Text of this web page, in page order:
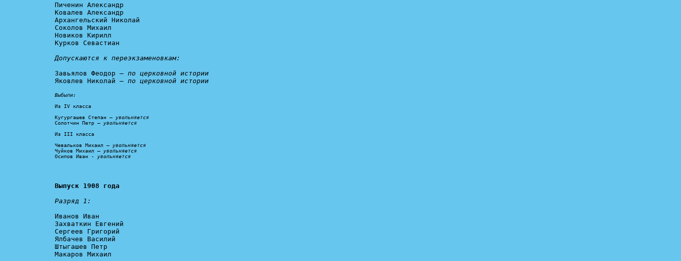
Пиченин Александр
Ковалев Александр
Архангельский Николай
Соколов Михаил
Новиков Кирилл
Курков Севастиан
Допускаются к переэкзаменовкам:
Завьялов Феодор – по церковной истории
Яковлев Николай – по церковной истории
Выбыли:
Из IV класса
Кугургашев Степан – увольняется
Солотчин Петр – увольняется
Из III класса
Чевальков Михаил – увольняется
Чуйков Михаил – увольняется
Осипов Иван - увольняется
Выпуск 1908 года
Разряд 1:
Иванов Иван
Захваткин Евгений
Сергеев Григорий
Ялбачев Василий
Штыгашев Петр
Макаров Михаил